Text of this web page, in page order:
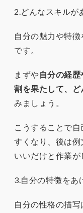
2.どんなスキルが
自分の魅力や特
です。
まずや自分の経
割を果たして、
みましょう。
こうすることで
すくなり、後は
いいだけと作業が
3.自分の特徴をあ
自分の性格の描写